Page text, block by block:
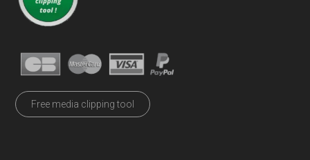
Free media clipping tool